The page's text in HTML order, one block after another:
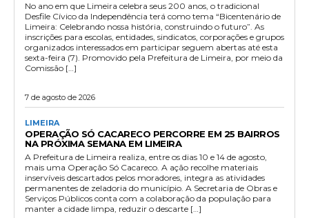
No ano em que Limeira celebra seus 200 anos, o tradicional
Desfile Cívico da Independência terá como tema “Bicentenário de
Limeira: Celebrando nossa história, construindo o futuro”. As
inscrições para escolas, entidades, sindicatos, corporações e grupos
organizados interessados em participar seguem abertas até esta
sexta-feira (7). Promovido pela Prefeitura de Limeira, por meio da
Comissão […]
7 de agosto de 2026
LIMEIRA
OPERAÇÃO SÓ CACARECO PERCORRE EM 25 BAIRROS
NA PRÓXIMA SEMANA EM LIMEIRA
A Prefeitura de Limeira realiza, entre os dias 10 e 14 de agosto,
mais uma Operação Só Cacareco. A ação recolhe materiais
inservíveis descartados pelos moradores, integra as atividades
permanentes de zeladoria do município. A Secretaria de Obras e
Serviços Públicos conta com a colaboração da população para
manter a cidade limpa, reduzir o descarte […]